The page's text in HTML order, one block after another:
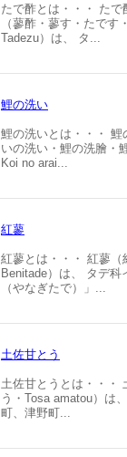
たで酢とは・・・ た
（蓼酢・蓼す・たです
Tadezu）は、 タ...
鯉の洗い
鯉の洗いとは・・・ 鯉
いの洗い・鯉の洗膾・
Koi no arai...
紅蓼
紅蓼とは・・・ 紅蓼（
Benitade）は、 タデ科
（やなぎたで）」...
土佐甘とう
土佐甘とうとは・・・
う・Tosa amatou）は
町、津野町...